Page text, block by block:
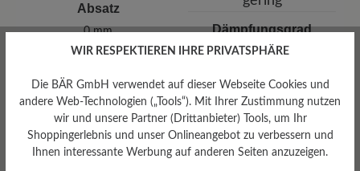
Absatz
0 mm Dämpfungsgrad
gering
WIR RESPEKTIEREN IHRE PRIVATSPHÄRE
Die BÄR GmbH verwendet auf dieser Webseite Cookies und
andere Web-Technologien („Tools“). Mit Ihrer Zustimmung nutzen
wir und unsere Partner (Drittanbieter) Tools, um Ihr
Shoppingerlebnis und unser Onlineangebot zu verbessern und
Ihnen interessante Werbung auf anderen Seiten anzuzeigen.